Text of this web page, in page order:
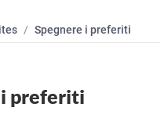
Spegnere i preferiti
preferiti